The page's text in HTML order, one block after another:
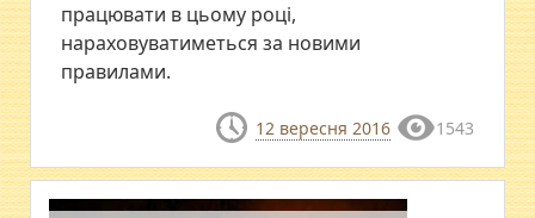
працювати в цьому році,
нараховуватиметься за новими
правилами.
12 вересня 2016 1543